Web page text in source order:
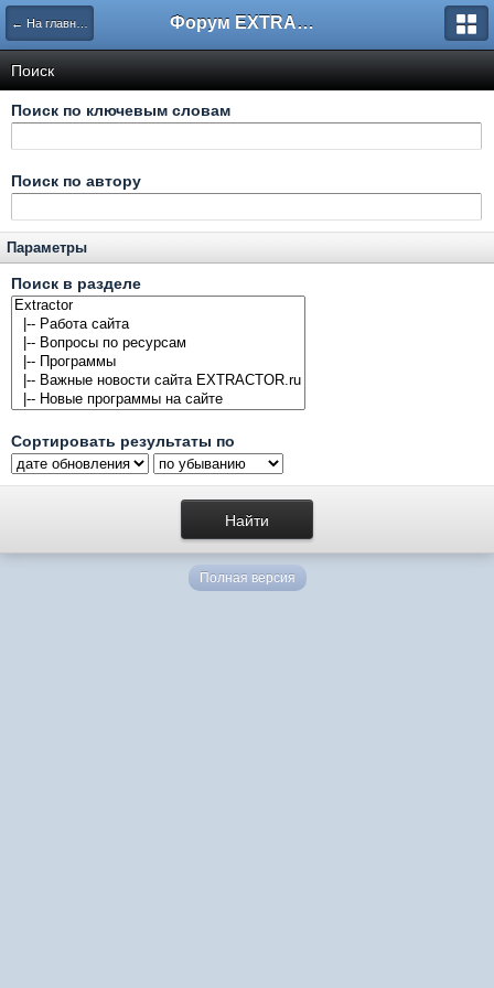
← На главную Форум EXTRACTOR.ru
Поиск
Поиск по ключевым словам
Поиск по автору
Параметры
Поиск в разделе
Сортировать результаты по
Полная версия